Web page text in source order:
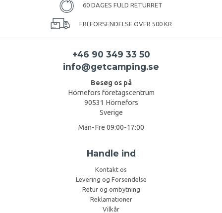
60 DAGES FULD RETURRET
FRI FORSENDELSE OVER 500 KR
+46 90 349 33 50
info@getcamping.se
Besøg os på
Hörnefors företagscentrum
90531 Hörnefors
Sverige
Man-Fre 09:00-17:00
Handle ind
Kontakt os
Levering og Forsendelse
Retur og ombytning
Reklamationer
Vilkår